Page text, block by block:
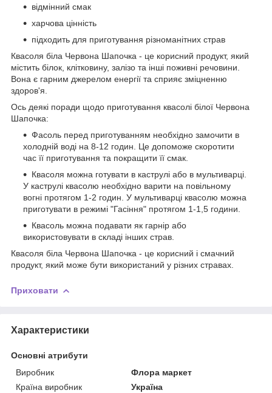
відмінний смак
харчова цінність
підходить для приготування різноманітних страв
Квасоля біла Червона Шапочка - це корисний продукт, який
містить білок, клітковину, залізо та інші поживні речовини.
Вона є гарним джерелом енергії та сприяє зміцненню
здоров'я.
Ось деякі поради щодо приготування квасолі білої Червона
Шапочка:
Фасоль перед приготуванням необхідно замочити в
холодній воді на 8-12 годин. Це допоможе скоротити
час її приготування та покращити її смак.
Квасоля можна готувати в каструлі або в мультиварці.
У каструлі квасолю необхідно варити на повільному
вогні протягом 1-2 годин. У мультиварці квасолю можна
приготувати в режимі "Гасіння" протягом 1-1,5 години.
Квасоль можна подавати як гарнір або
використовувати в складі інших страв.
Квасоля біла Червона Шапочка - це корисний і смачний
продукт, який може бути використаний у різних стравах.
Приховати
Характеристики
Основні атрибути
Виробник
Флора маркет
Країна виробник
Україна